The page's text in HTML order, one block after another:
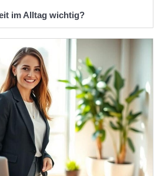
im Alltag wichtig?